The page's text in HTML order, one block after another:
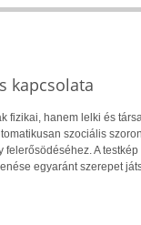
kapcsolata
fizikai, hanem lelki és
szociális
felerősödéséhez. A
egyaránt szerepet